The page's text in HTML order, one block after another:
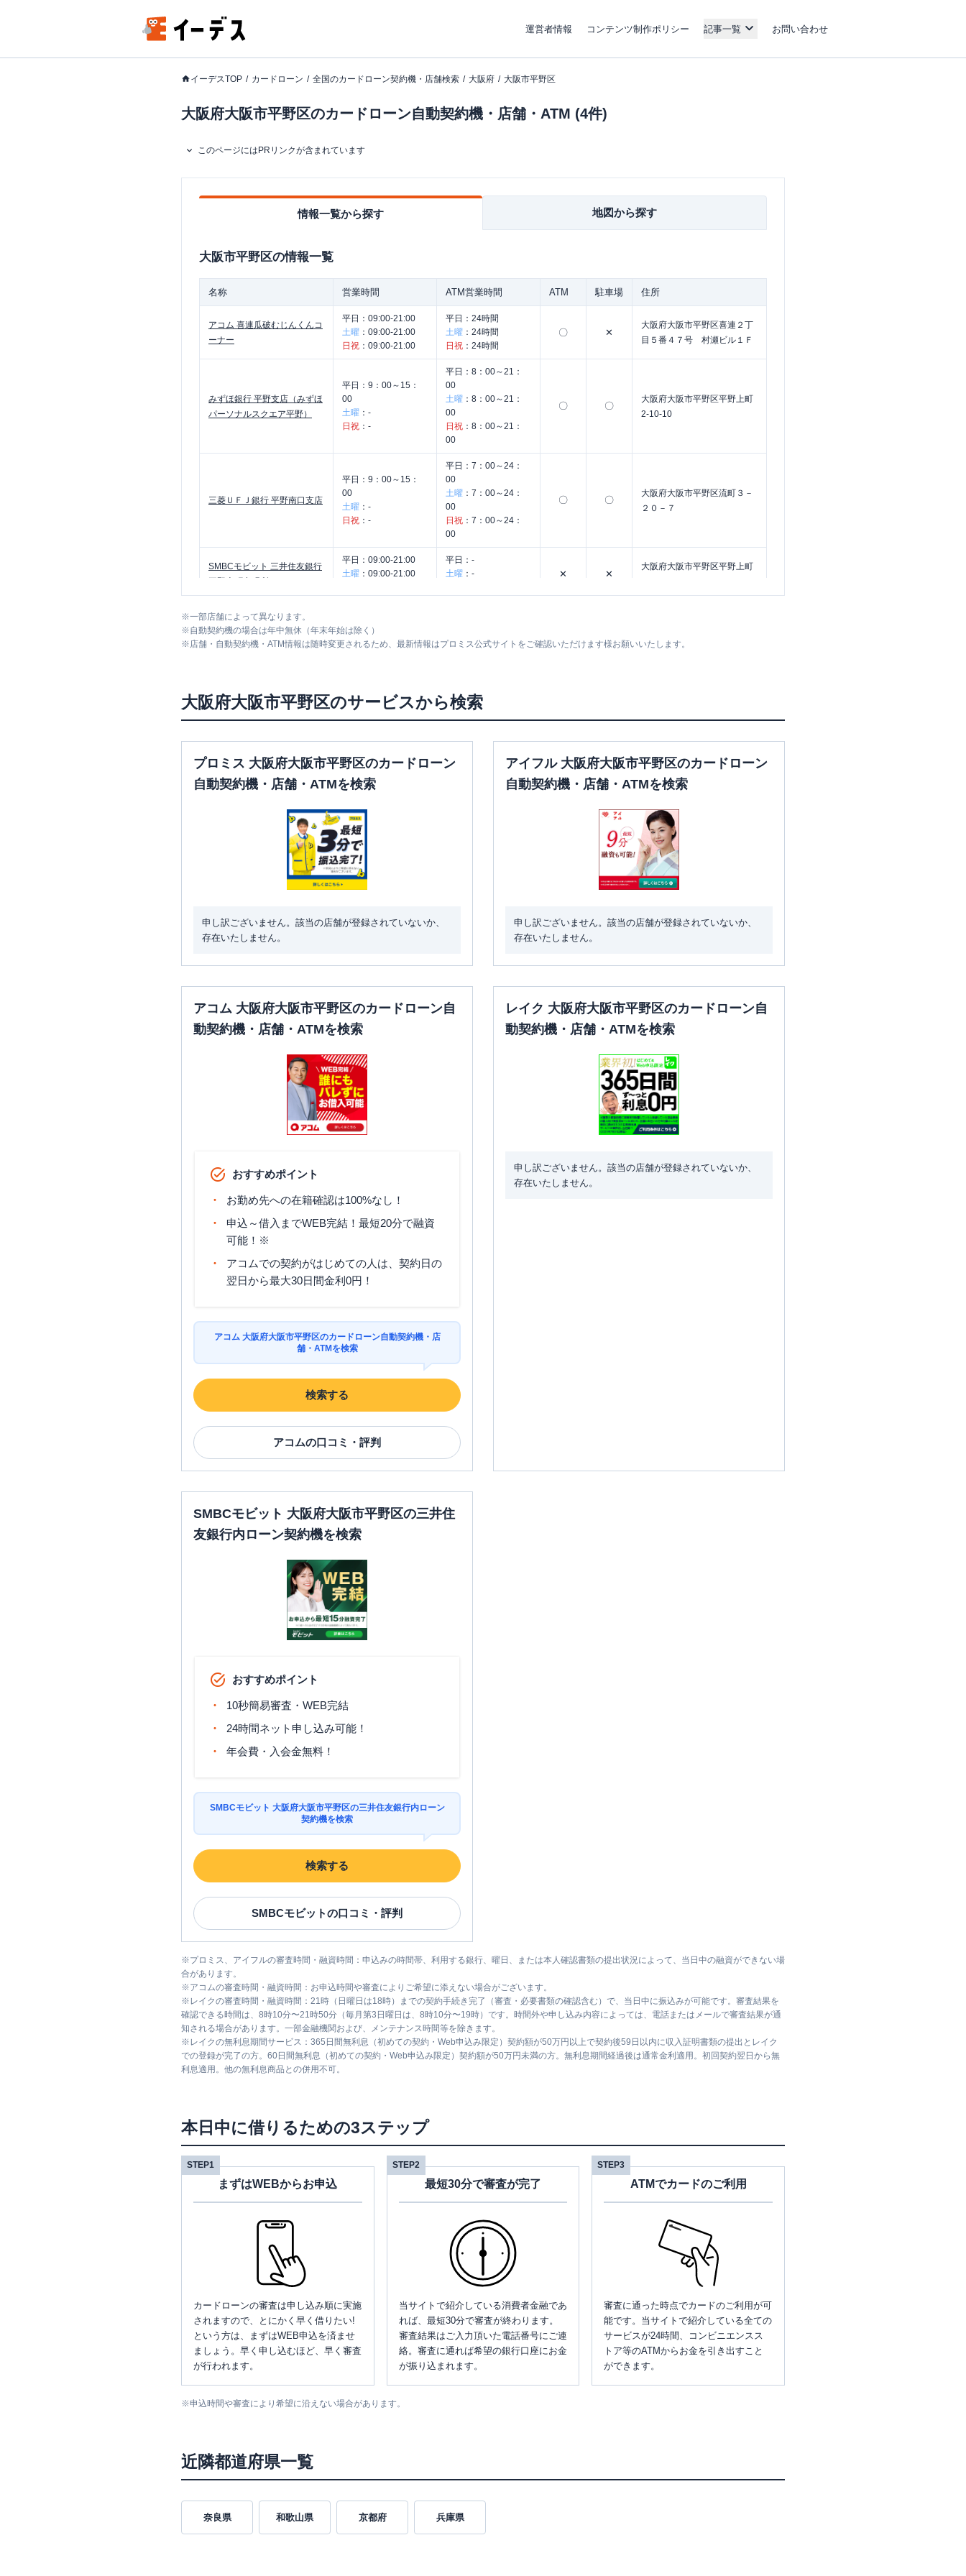
運営者情報 コンテンツ制作ポリシー 記事一覧 お問い合わせ
イーデスTOP カードローン 全国のカードローン契約機・店舗検索 大阪府 大阪市平野区
大阪府大阪市平野区のカードローン自動契約機・店舗・ATM (4件)
このページにはPRリンクが含まれています
情報一覧から探す 地図から探す
大阪市平野区の情報一覧
名称 営業時間 ATM営業時間 ATM 駐車場 住所
アコム 喜連瓜破むじんくんコ
ーナー
平日： 09:00-21:00
土曜 ： 09:00-21:00
日祝 ： 09:00-21:00
平日： 24時間
土曜 ： 24時間
日祝 ： 24時間
〇 ✕
大阪府大阪市平野区喜連２丁
目５番４７号 村瀬ビル１Ｆ
みずほ銀行 平野支店（みずほ
パーソナルスクエア平野）
平日： 9：00～15：
00
土曜 ： -
日祝 ： -
平日： 8：00～21：
00
土曜 ： 8：00～21：
00
日祝 ： 8：00～21：
00
〇 〇
大阪府大阪市平野区平野上町
2-10-10
三菱ＵＦＪ銀行 平野南口支店
平日： 9：00～15：
00
土曜 ： -
日祝 ： -
平日： 7：00～24：
00
土曜 ： 7：00～24：
00
日祝 ： 7：00～24：
00
〇 〇
大阪府大阪市平野区流町３－
２０－７
SMBCモビット 三井住友銀行
平日： 09:00-21:00
土曜 ： 09:00-21:00
平日： -
土曜 ： -
✕ ✕
大阪府大阪市平野区平野上町
※一部店舗によって異なります。
※自動契約機の場合は年中無休（年末年始は除く）
※店舗・自動契約機・ATM情報は随時変更されるため、最新情報はプロミス公式サイトをご確認いただけます様お願いいたします。
大阪府大阪市平野区のサービスから検索
プロミス 大阪府大阪市平野区のカードローン
自動契約機・店舗・ATMを検索
申し訳ございません。該当の店舗が登録されていないか、
存在いたしません。
アイフル 大阪府大阪市平野区のカードローン
自動契約機・店舗・ATMを検索
申し訳ございません。該当の店舗が登録されていないか、
存在いたしません。
アコム 大阪府大阪市平野区のカードローン自
動契約機・店舗・ATMを検索
おすすめポイント
お勤め先への在籍確認は100%なし！
申込～借入までWEB完結！最短20分で融資
可能！※
アコムでの契約がはじめての人は、契約日の
翌日から最大30日間金利0円！
アコム 大阪府大阪市平野区のカードローン自動契約機・店
舗・ATMを検索
検索する
アコムの口コミ・評判
レイク 大阪府大阪市平野区のカードローン自
動契約機・店舗・ATMを検索
申し訳ございません。該当の店舗が登録されていないか、
存在いたしません。
SMBCモビット 大阪府大阪市平野区の三井住
友銀行内ローン契約機を検索
おすすめポイント
10秒簡易審査・WEB完結
24時間ネット申し込み可能！
年会費・入会金無料！
SMBCモビット 大阪府大阪市平野区の三井住友銀行内ローン
契約機を検索
検索する
SMBCモビットの口コミ・評判
※プロミス、アイフルの審査時間・融資時間：申込みの時間帯、利用する銀行、曜日、または本人確認書類の提出状況によって、当日中の融資ができない場
合があります。
※アコムの審査時間・融資時間：お申込時間や審査によりご希望に添えない場合がございます。
※ レイクの審査時間・融資時間：21時（日曜日は18時）までの契約手続き完了（審査・必要書類の確認含む）で、当日中に振込みが可能です。審査結果を
確認できる時間は、8時10分〜21時50分（毎月第3日曜日は、8時10分〜19時）です。時間外や申し込み内容によっては、電話またはメールで審査結果が通
知される場合があります。一部金融機関および、メンテナンス時間等を除きます。
※ レイクの無利息期間サービス：365日間無利息（初めての契約・Web申込み限定）契約額が50万円以上で契約後59日以内に収入証明書類の提出とレイク
での登録が完了の方。60日間無利息（初めての契約・Web申込み限定）契約額が50万円未満の方。無利息期間経過後は通常金利適用。初回契約翌日から無
利息適用。他の無利息商品との併用不可。
本日中に借りるための3ステップ
STEP1
まずはWEBからお申込
カードローンの審査は申し込み順に実施
されますので、とにかく早く借りたい!
という方は、まずはWEB申込を済ませ
ましょう。早く申し込むほど、早く審査
が行われます。
STEP2
最短30分で審査が完了
当サイトで紹介している消費者金融であ
れば、最短30分で審査が終わります。
審査結果はご入力頂いた電話番号にご連
絡。審査に通れば希望の銀行口座にお金
が振り込まれます。
STEP3
ATMでカードのご利用
審査に通った時点でカードのご利用が可
能です。当サイトで紹介している全ての
サービスが24時間、コンビニエンスス
トア等のATMからお金を引き出すこと
ができます。
※申込時間や審査により希望に沿えない場合があります。
近隣都道府県一覧
奈良県 和歌山県 京都府 兵庫県